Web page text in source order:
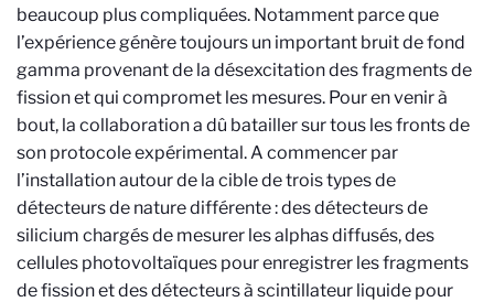
beaucoup plus compliquées. Notamment parce que
l’expérience génère toujours un important bruit de fond
gamma provenant de la désexcitation des fragments de
fission et qui compromet les mesures. Pour en venir à
bout, la collaboration a dû batailler sur tous les fronts de
son protocole expérimental. A commencer par
l’installation autour de la cible de trois types de
détecteurs de nature différente : des détecteurs de
silicium chargés de mesurer les alphas diffusés, des
cellules photovoltaïques pour enregistrer les fragments
de fission et des détecteurs à scintillateur liquide pour